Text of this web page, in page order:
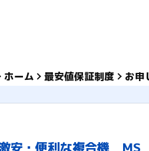
ホーム 最安値保証制度 お申
安・便利な複合機 MS